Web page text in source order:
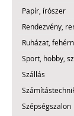
Papír, írószer
Rendezvény,
Ruházat,
Sport, hobby,
Szállás
Szépségszalon